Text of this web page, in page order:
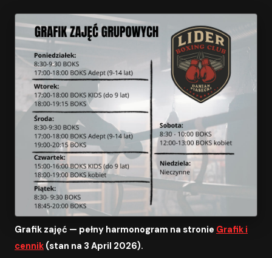
Grafik zajęć — pełny harmonogram na stronie Grafik i
cennik (stan na 3 April 2026).